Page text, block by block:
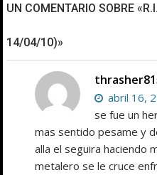
UN COMENTARIO SOBRE
14/04/10)»
abril 16,
se fue un
mas sentido pesame y
alla el seguira haciendo
metalero se le cruce